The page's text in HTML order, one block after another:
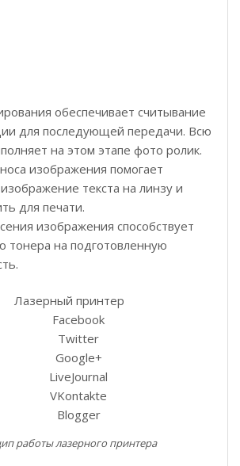
обеспечивает считывание
для последующей передачи. Всю
на этом этапе фото ролик.
изображения помогает
текста на линзу и
для печати.
изображения способствует
тонера на подготовленную
Facebook
Twitter
Google+
LiveJournal
VKontakte
Blogger
работы лазерного принтера